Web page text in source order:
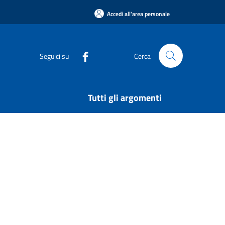
Accedi all'area personale
Seguici su Cerca
Tutti gli argomenti